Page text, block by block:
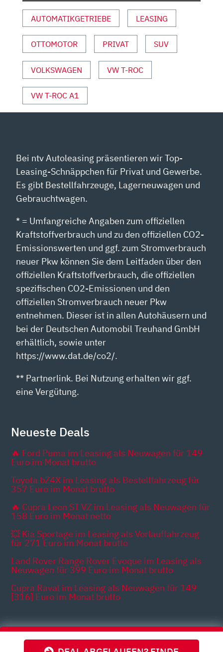
MOTOR
UND
SPORT“
VON
ANZEIGEN
AUTOMATIKGETRIEBE LEASING
OTTOMOTOR PRIVAT SUV
VOLKSWAGEN VW T-ROC
VW T-ROC A1
Bei ntv Autoleasing präsentieren wir Top-
Leasing-Schnäppchen für Privat und Gewerbe.
Es gibt Bestellfahrzeuge, Lagerneuwagen und
Gebrauchtwagen.
* = Umfangreiche Angaben zum offiziellen
Kraftstoffverbrauch und zu den offiziellen CO2-
Emissionswerten und ggf. zum Stromverbrauch
neuer Pkw können Sie dem Leitfaden über den
offiziellen Kraftstoffverbrauch, die offiziellen
spezifischen CO2-Emissionen und den
offiziellen Stromverbrauch neuer Pkw
entnehmen. Dieser ist in allen Autohäusern und
bei der Deutschen Automobil Treuhand GmbH
erhältlich, sowie unter
https://www.dat.de/co2/.
** Partnerlink. Bei Nutzung erhalten wir ggf.
eine Vergütung.
Neueste Deals
🔥 Ford Puma im Leasing als Neuwagen für 149
Euro im Monat brutto
Toyota bZ4X im Leasing als Bestellfahrzeug für
357 Euro im Monat brutto
🔥 Cupra Leon ST VZ im Leasing als Neuwagen für
158 Euro im Monat netto
💥 Kia Sportage im Leasing als Vorlauffahrzeug
für 271 Euro im Monat brutto
Land Rover Range Rover Evoque im Leasing als
Neuwagen für 399 Euro im Monat brutto
Cupra Raval im Leasing als Neuwagen für 149
[316] Euro im Monat brutto